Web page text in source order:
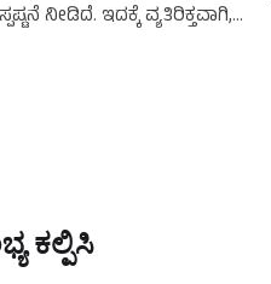
ನೀಡಿದೆ. ಇದಕ್ಕೆ ವ್ಯತಿರಿಕ್ತವಾಗಿ,
ಕಲ್ಪಿಸಿ